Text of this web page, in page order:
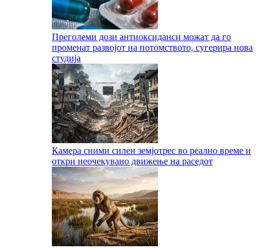
Преголеми дози антиоксиданси можат да го
променат развојот на потомството, сугерира нова
студија
Камера сними силен земјотрес во реално време и
откри неочекувано движење на раседот